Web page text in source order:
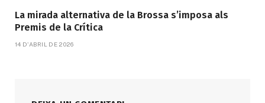
La mirada alternativa de la Brossa s’imposa als
Premis de la Crítica
14 D'ABRIL DE 2026